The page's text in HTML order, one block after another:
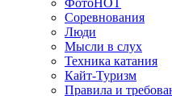
Соревнования
Люди
Мысли в слух
Техника катания
Кайт-Туризм
Правила и